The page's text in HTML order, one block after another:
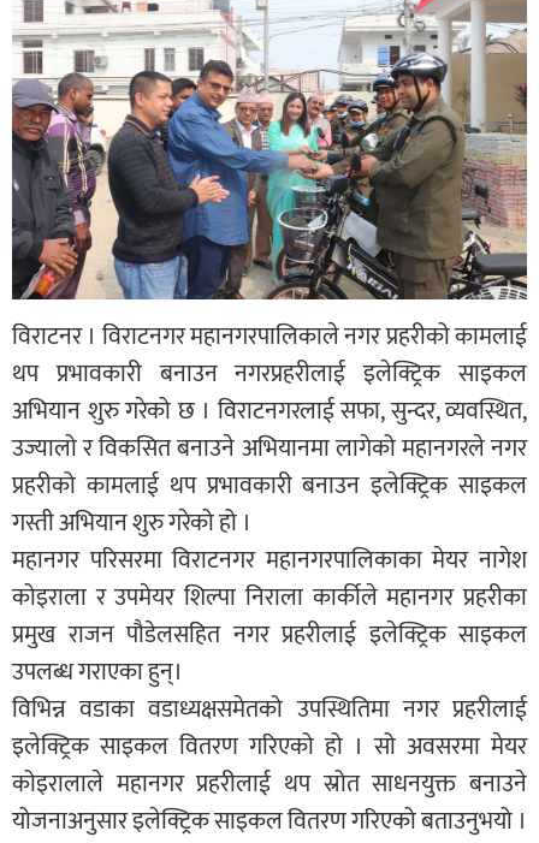
विराटनर । विराटनगर महानगरपालिकाले नगर प्रहरीको कामलाई
थप प्रभावकारी बनाउन नगरप्रहरीलाई इलेक्ट्रिक साइकल
अभियान शुरु गरेको छ । विराटनगरलाई सफा, सुन्दर, व्यवस्थित,
उज्यालो र विकसित बनाउने अभियानमा लागेको महानगरले नगर
प्रहरीको कामलाई थप प्रभावकारी बनाउन इलेक्ट्रिक साइकल
गस्ती अभियान शुरु गरेको हो ।
महानगर परिसरमा विराटनगर महानगरपालिकाका मेयर नागेश
कोइराला र उपमेयर शिल्पा निराला कार्कीले महानगर प्रहरीका
प्रमुख राजन पौडेलसहित नगर प्रहरीलाई इलेक्ट्रिक साइकल
उपलब्ध गराएका हुन्।
विभिन्न वडाका वडाध्यक्षसमेतको उपस्थितिमा नगर प्रहरीलाई
इलेक्ट्रिक साइकल वितरण गरिएको हो । सो अवसरमा मेयर
कोइरालाले महानगर प्रहरीलाई थप स्रोत साधनयुक्त बनाउने
योजनाअनुसार इलेक्ट्रिक साइकल वितरण गरिएको बताउनुभयो ।